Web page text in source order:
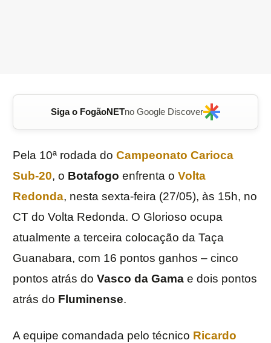
Siga o FogãoNETno Google Discover
Pela 10ª rodada do Campeonato Carioca
Sub-20, o Botafogo enfrenta o Volta
Redonda, nesta sexta-feira (27/05), às 15h, no
CT do Volta Redonda. O Glorioso ocupa
atualmente a terceira colocação da Taça
Guanabara, com 16 pontos ganhos – cinco
pontos atrás do Vasco da Gama e dois pontos
atrás do Fluminense.
A equipe comandada pelo técnico Ricardo